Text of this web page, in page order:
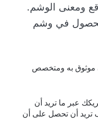
ومعنى الوشم.
للحصول في وشم
موثوق به ومتخصص
عبر ما تريد أن
تريد أن تحصل على أن